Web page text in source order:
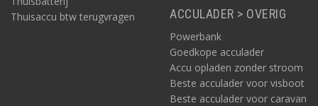
Thuisaccu btw terugvragen
ACCULADER > OVERIG
Powerbank
Goedkope acculader
Accu opladen zonder stroom
Beste acculader voor visboot
Beste acculader voor caravan